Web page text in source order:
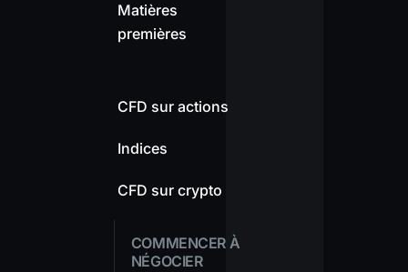
Matières
premières
CFD sur actions
Indices
CFD sur crypto
COMMENCER À
NÉGOCIER